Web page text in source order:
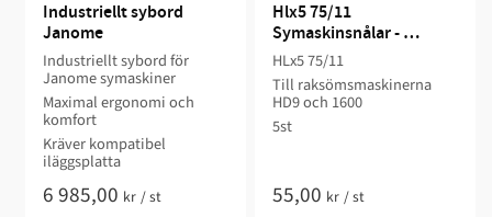
Industriellt sybord
Janome
Industriellt sybord för
Janome symaskiner
Maximal ergonomi och
komfort
Kräver kompatibel
iläggsplatta
6 985,00 kr /st
Hlx5 75/11
Symaskinsnålar -
Schmetz
HLx5 75/11
Till raksömsmaskinerna
HD9 och 1600
5st
55,00 kr /st